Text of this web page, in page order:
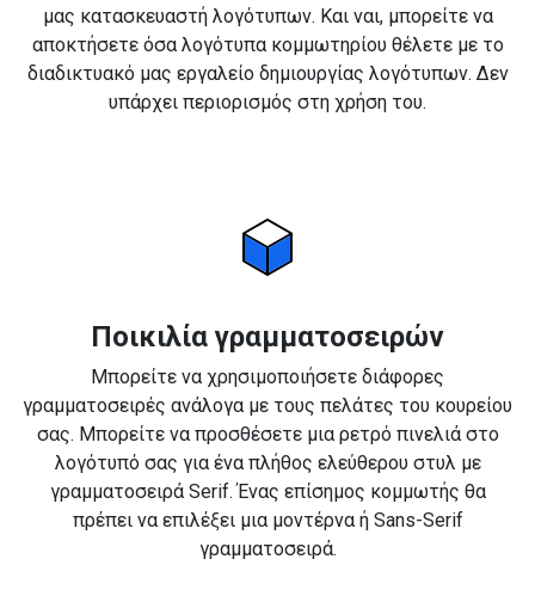
μας κατασκευαστή λογότυπων. Και ναι, μπορείτε να
αποκτήσετε όσα λογότυπα κομμωτηρίου θέλετε με το
διαδικτυακό μας εργαλείο δημιουργίας λογότυπων. Δεν
υπάρχει περιορισμός στη χρήση του.
Ποικιλία γραμματοσειρών
Μπορείτε να χρησιμοποιήσετε διάφορες
γραμματοσειρές ανάλογα με τους πελάτες του κουρείου
σας. Μπορείτε να προσθέσετε μια ρετρό πινελιά στο
λογότυπό σας για ένα πλήθος ελεύθερου στυλ με
γραμματοσειρά Serif. Ένας επίσημος κομμωτής θα
πρέπει να επιλέξει μια μοντέρνα ή Sans-Serif
γραμματοσειρά.